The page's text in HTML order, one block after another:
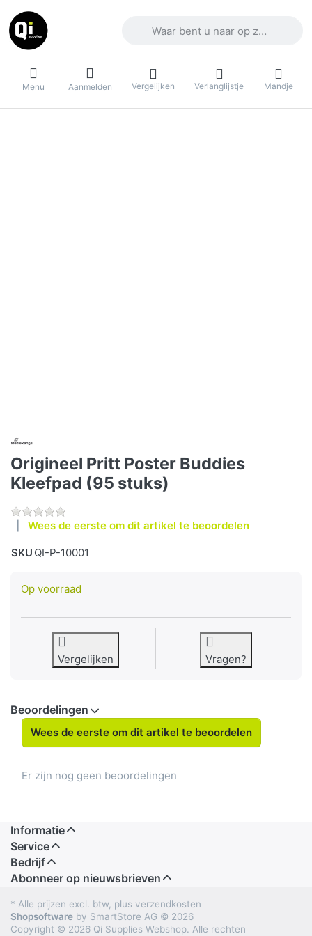
Menu Aanmelden Vergelijken Verlanglijstje Mandje
Origineel Pritt Poster Buddies
Kleefpad (95 stuks)
Wees de eerste om dit artikel te beoordelen
SKU QI-P-10001
Op voorraad
Vergelijken Vragen?
Beoordelingen
Wees de eerste om dit artikel te beoordelen
Er zijn nog geen beoordelingen
Informatie
Service
Bedrijf
Abonneer op nieuwsbrieven
* Alle prijzen excl. btw, plus verzendkosten
Shopsoftware by SmartStore AG © 2026
Copyright © 2026 Qi Supplies Webshop. Alle rechten